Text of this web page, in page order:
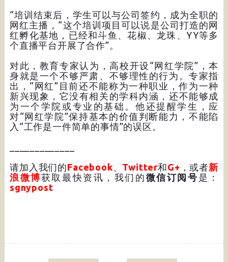
“培训结束后，学生可以与公司签约，成为全职的
网红主播，“这个培训项目可以说是公司打造的网
红孵化基地，已经和斗鱼、花椒、龙珠、YY等多
个直播平台开展了合作”。
对此，教育专家认为，高校开设“网红学院”，本
身就是一个不够严肃、不够理性的行为。专家指
出，“网红”目前还不能称为一种职业，作为一种
新兴现象，它没有相关的学科内涵，还不能够成
为一个学院或专业的基础。他还提醒学生，应
对“网红学院”保持基本的价值判断能力，不能陷
入“工作是一件简单的事情”的误区。
请加入我们的Facebook、 Twitter和G+ ，或者新
浪微博获取最快资讯，我们的 微信订阅号 是：
sgnypost